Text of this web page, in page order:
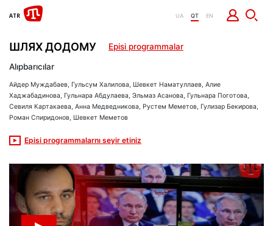
UA QT EN
ШЛЯХ ДОДОМУ Episi programmalar
Alıpbarıcılar
Айдер Муждабаев, Гульсум Халилова, Шевкет Наматуллаев, Алие
Хаджабадинова, Гульнара Абдулаева, Эльмаз Асанова, Гульнара Поготова,
Севиля Картакаева, Анна Медведникова, Рустем Меметов, Гулизар Бекирова,
Роман Спиридонов, Шевкет Меметов
Episi programmalarnı seyir etiniz